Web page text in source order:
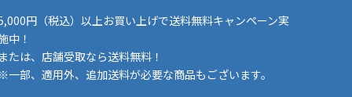
円（税込）以上お買い上げで送料無料キャンペーン実
中！
または、店舗受取なら送料無料！
※一部、適用外、追加送料が必要な商品もございます。